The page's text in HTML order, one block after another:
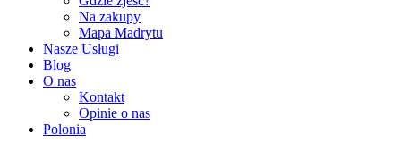
Na zakupy
Mapa Madrytu
Nasze Usługi
Blog
O nas
Kontakt
Opinie o nas
Polonia